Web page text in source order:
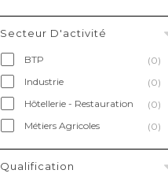
Secteur D'activité
BTP
(0)
Industrie
(0)
Hôtellerie - Restauration
(0)
Métiers Agricoles
(0)
Qualification